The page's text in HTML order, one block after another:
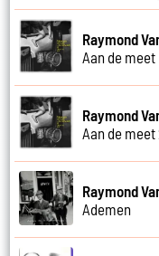
Raymond
Aan de meet
Raymond
Aan de meet
Raymond
Ademen